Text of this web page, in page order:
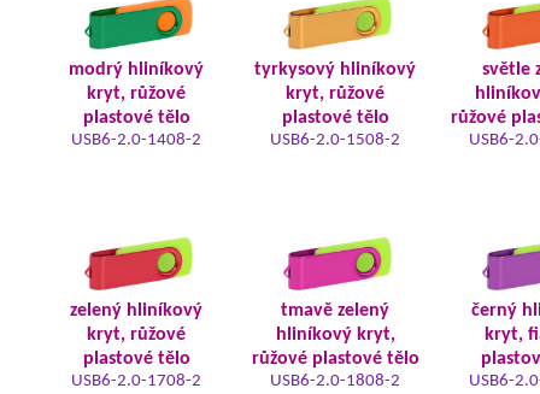
modrý hliníkový
kryt, růžové
plastové tělo
USB6-2.0-1408-2
tyrkysový hliníkový
kryt, růžové
plastové tělo
USB6-2.0-1508-2
světle
růžové
USB6-
zelený hliníkový
kryt, růžové
plastové tělo
USB6-2.0-1708-2
tmavě zelený
hliníkový kryt,
růžové plastové tělo
USB6-2.0-1808-2
černý
kryt,
USB6-